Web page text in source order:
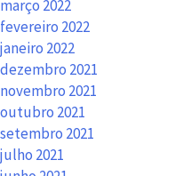
março 2022
fevereiro 2022
janeiro 2022
dezembro 2021
novembro 2021
outubro 2021
setembro 2021
julho 2021